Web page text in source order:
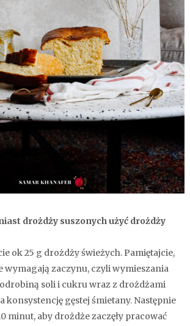
drożdży suszonych użyć drożdży
ok 25 g drożdży świeżych. Pamiętajcie,
wymagają zaczynu, czyli wymieszania
soli i cukru wraz z drożdżami
konsystencję gęstej śmietany. Następnie
minut, aby drożdże zaczęły pracować